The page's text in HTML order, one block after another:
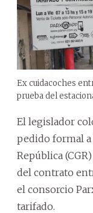
Ex cuidacoches
prueba del
El legislador
pedido formal
República
del contrato
el consorcio
tarifado.